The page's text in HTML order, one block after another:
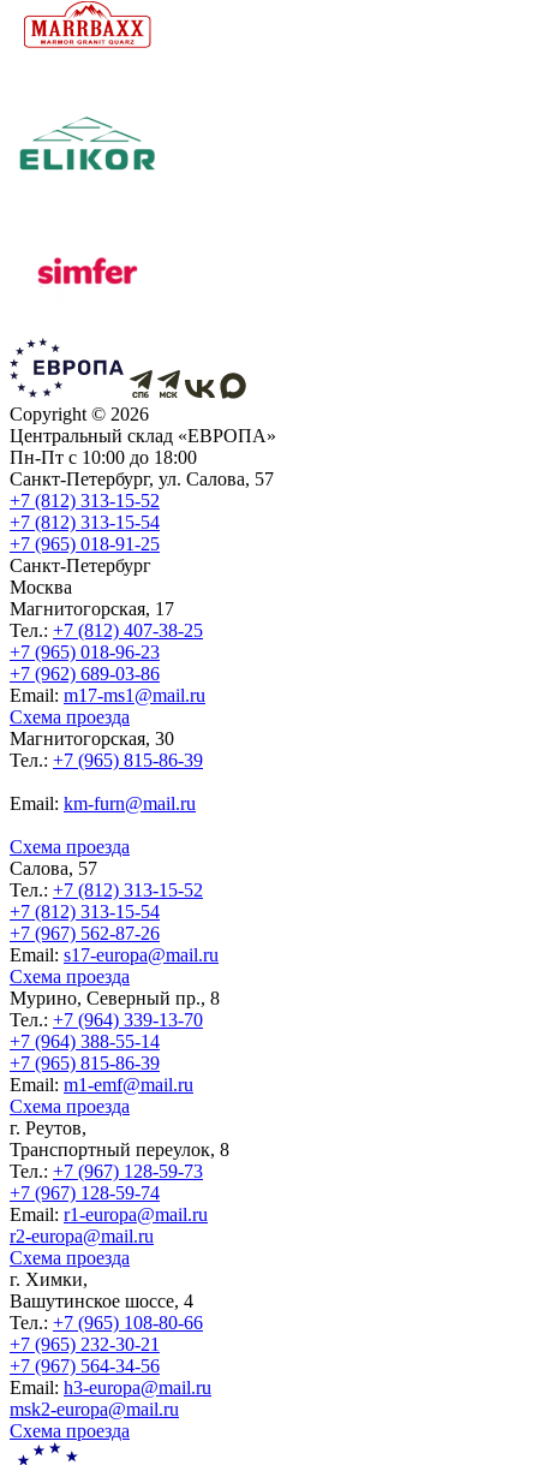
Copyright © 2026
Центральный склад «ЕВРОПА»
Пн-Пт с 10:00 до 18:00
Санкт-Петербург, ул. Салова, 57
+7 (812) 313-15-52
+7 (812) 313-15-54
+7 (965) 018-91-25
Санкт-Петербург
Москва
Магнитогорская, 17
Тел.: +7 (812) 407-38-25
+7 (965) 018-96-23
+7 (962) 689-03-86
Еmail: m17-ms1@mail.ru
Схема проезда
Магнитогорская, 30
Тел.: +7 (965) 815-86-39
Еmail: km-furn@mail.ru
Схема проезда
Салова, 57
Тел.: +7 (812) 313-15-52
+7 (812) 313-15-54
+7 (967) 562-87-26
Еmail: s17-europa@mail.ru
Схема проезда
Мурино, Северный пр., 8
Тел.: +7 (964) 339-13-70
+7 (964) 388-55-14
+7 (965) 815-86-39
Еmail: m1-emf@mail.ru
Схема проезда
г. Реутов,
Транспортный переулок, 8
Тел.: +7 (967) 128-59-73
+7 (967) 128-59-74
Еmail: r1-europa@mail.ru
r2-europa@mail.ru
Схема проезда
г. Химки,
Вашутинское шоссе, 4
Тел.: +7 (965) 108-80-66
+7 (965) 232-30-21
+7 (967) 564-34-56
Еmail: h3-europa@mail.ru
msk2-europa@mail.ru
Схема проезда